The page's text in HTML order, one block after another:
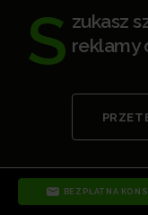
S zukasz
reklamy
BEZPŁATNA